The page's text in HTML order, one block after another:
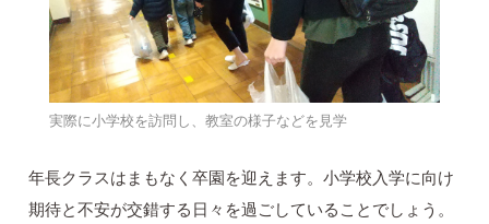
実際に小学校を訪問し、教室の様子などを見学
年長クラスはまもなく卒園を迎えます。小学校入学に向け
期待と不安が交錯する日々を過ごしていることでしょう。